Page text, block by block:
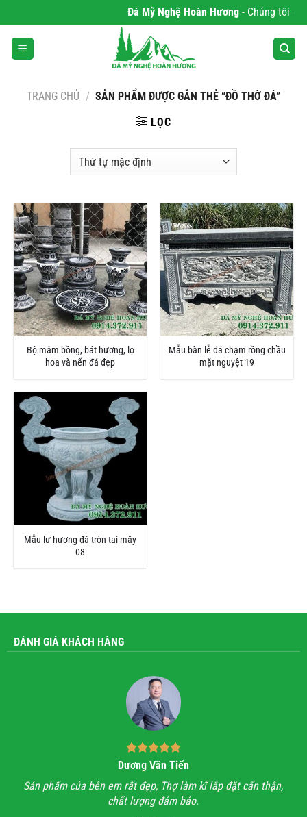
qua
nội
dung
Đá Mỹ Nghệ Hoàn Hương- Chúng tôi
TRANG CHỦ / SẢN PHẨM ĐƯỢC GẮN THẺ “ĐỒ THỜ ĐÁ”
LỌC
Bộ mâm bồng, bát hương, lọ
hoa và nến đá đẹp
Mẫu bàn lễ đá chạm rồng chầu
mặt nguyệt 19
Mẫu lư hương đá tròn tai mây
08
ĐÁNH GIÁ KHÁCH HÀNG
Dương Văn Tiến
Sản phẩm của bên em rất đẹp, Thợ làm kĩ lắp đặt cẩn thận,
chất lượng đảm bảo.